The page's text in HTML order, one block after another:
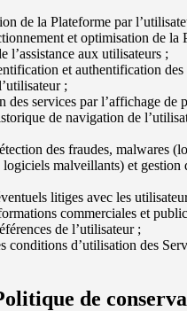
de la Plateforme par
et optimisation de la
l’assistance aux utilisateurs ;
et authentification des
;
des services par l’affichage de
de navigation de
des fraudes, malwares
malveillants) et gestion
litiges avec les
commerciales et
de l’utilisateur ;
conditions d’utilisation des
de